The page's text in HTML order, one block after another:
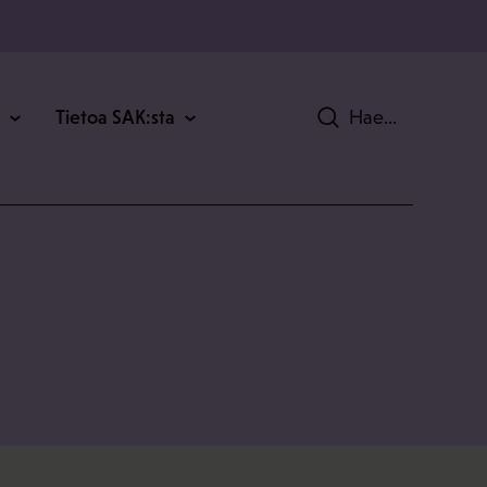
Tietoa SAK:sta Hae